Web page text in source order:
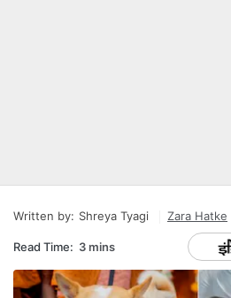
Written by: Shreya Tyagi Zara Hatke
Read Time: 3 mins